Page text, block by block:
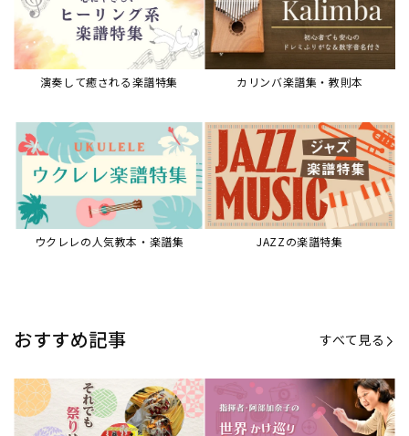
演奏して癒される楽譜特集 カリンバ楽譜集・教則本
ウクレレの人気教本・楽譜集 JAZZの楽譜特集
おすすめ記事 すべて見る